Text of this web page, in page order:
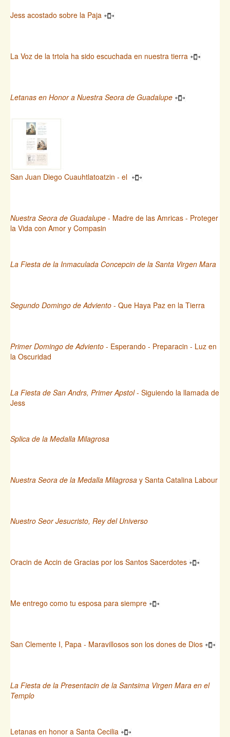
Jess acostado sobre la Paja
La Voz de la trtola ha sido escuchada en nuestra tierra
Letanas en Honor a Nuestra Seora de Guadalupe
San Juan Diego Cuauhtlatoatzin - el
Nuestra Seora de Guadalupe - Madre de las Amricas - Proteger
la Vida con Amor y Compasin
La Fiesta de la Inmaculada Concepcin de la Santa Virgen Mara
Segundo Domingo de Adviento - Que Haya Paz en la Tierra
Primer Domingo de Adviento - Esperando - Preparacin - Luz en
la Oscuridad
La Fiesta de San Andrs, Primer Apstol- Siguiendo la llamada de
Jess
Splica de la Medalla Milagrosa
Nuestra Seora de la Medalla Milagrosa y Santa Catalina Labour
Nuestro Seor Jesucristo, Rey del Universo
Oracin de Accin de Gracias por los Santos Sacerdotes
Me entrego como tu esposa para siempre
San Clemente I, Papa - Maravillosos son los dones de Dios
La Fiesta de la Presentacin de la Santsima Virgen Mara en el
Templo
Letanas en honor a Santa Cecilia